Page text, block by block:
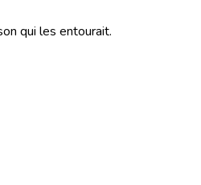
qui les entourait.